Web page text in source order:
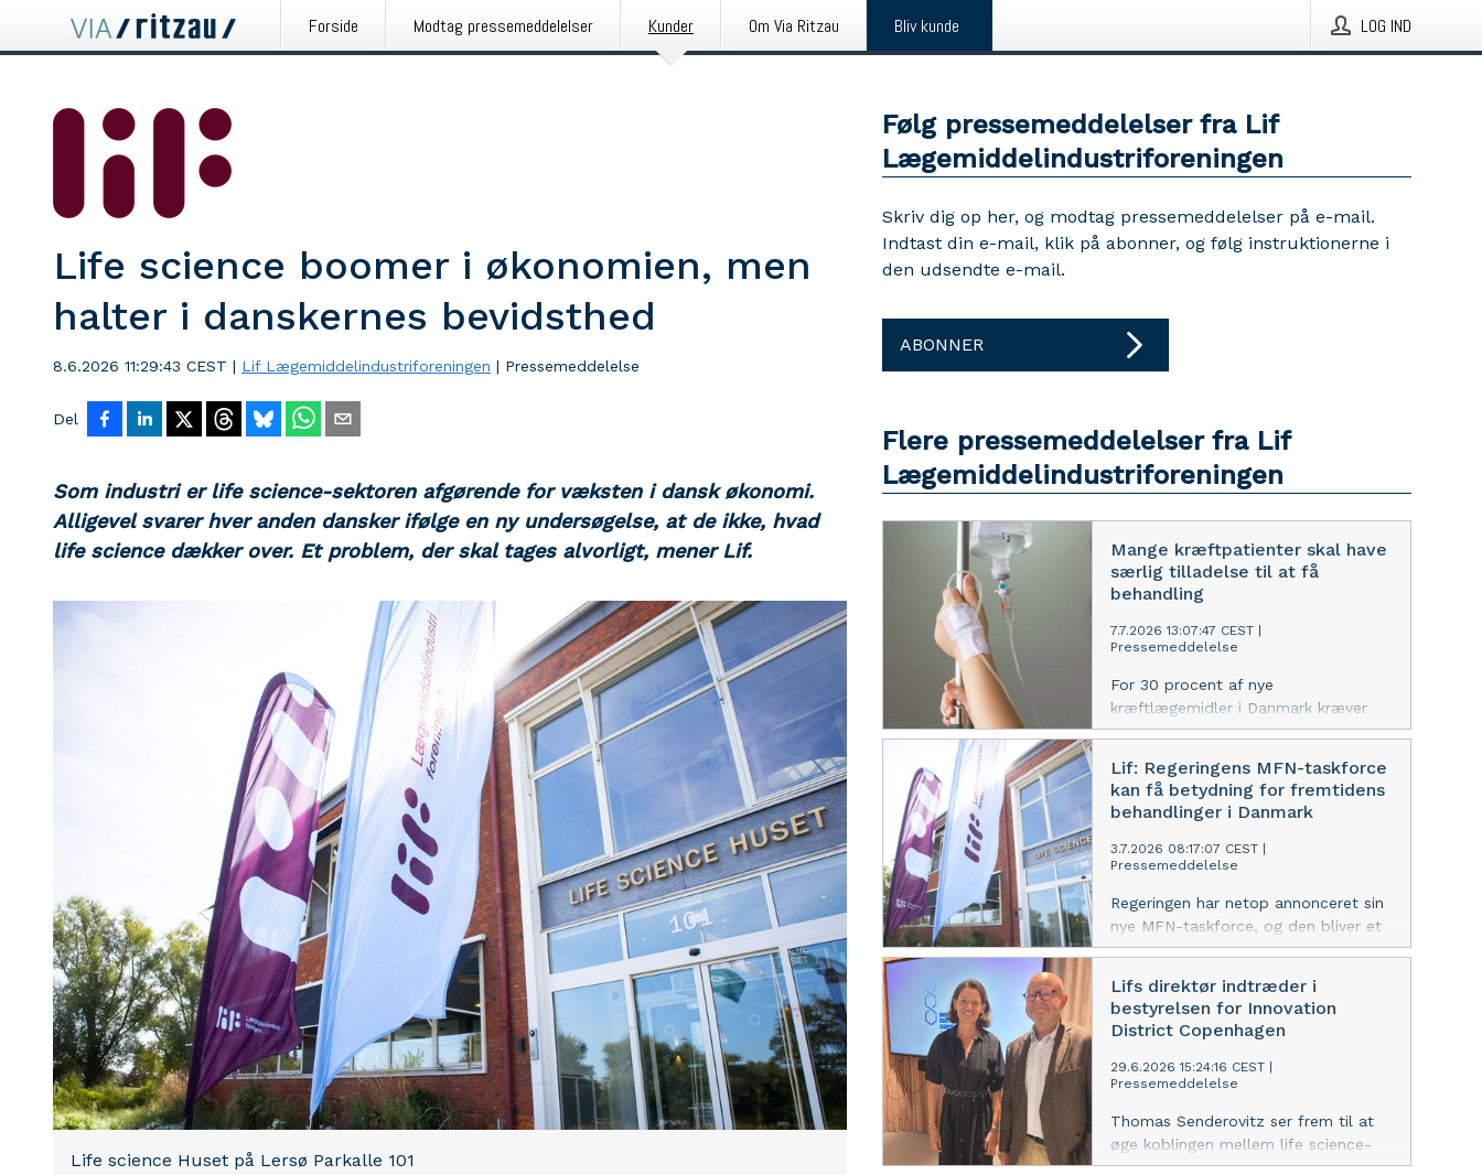
Forside Modtag pressemeddelelser Kunder Om Via Ritzau Bliv kunde LOG IND
Life science boomer i økonomien, men
halter i danskernes bevidsthed
8.6.2026 11:29:43 CEST | Lif Lægemiddelindustriforeningen | Pressemeddelelse
Del
Som industri er life science-sektoren afgørende for væksten i dansk økonomi.
Alligevel svarer hver anden dansker ifølge en ny undersøgelse, at de ikke, hvad
life science dækker over. Et problem, der skal tages alvorligt, mener Lif.
Life science Huset på Lersø Parkalle 101
Følg pressemeddelelser fra Lif
Lægemiddelindustriforeningen
Skriv dig op her, og modtag pressemeddelelser på e-mail.
Indtast din e-mail, klik på abonner, og følg instruktionerne i
den udsendte e-mail.
ABONNER
Flere pressemeddelelser fra Lif
Lægemiddelindustriforeningen
Mange kræftpatienter skal have
særlig tilladelse til at få
behandling
7.7.2026 13:07:47 CEST
Pressemeddelelse
For 30 procent af nye
kræftlægemidler i Danmark kræver
det en individuel vurdering for
andre europæiske lande tilbydes de
nye behandlinger oftere som
standardbehandling. Lif efterlyser et
ændret fokus i Medicinrådet.
Lif: Regeringens MFN-taskforce
kan få betydning for fremtidens
behandlinger i Danmark
3.7.2026 08:17:07 CEST
Pressemeddelelse
Regeringen har netop annonceret sin
nye MFN-taskforce, og den bliver et
meget vigtigt forum til at håndtere
lægemiddelområdet og beskytte
patienternes adgang til nye og bedre
behandlinger, mener Lif.
Lifs direktør indtræder i
bestyrelsen for Innovation
District Copenhagen
29.6.2026 15:24:16 CEST
Pressemeddelelse
Thomas Senderovitz ser frem til at
øge koblingen mellem life science-
industrien og Københavns ambitiøse